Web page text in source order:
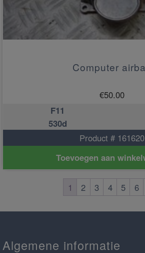
Computer
€50.00
F11
530d
Product # 161620
Toevoegen aan
1 2 3 4 5 6
Algemene informatie